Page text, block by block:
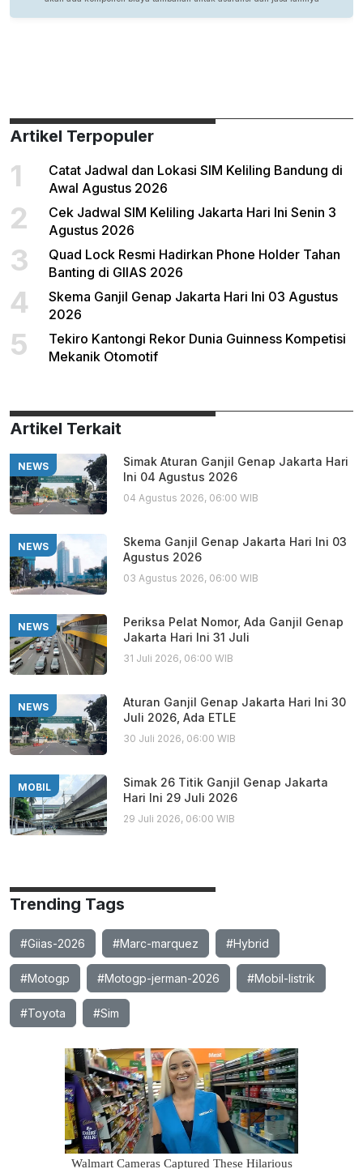
Artikel Terpopuler
1
Catat Jadwal dan Lokasi SIM Keliling Bandung di
Awal Agustus 2026
2
Cek Jadwal SIM Keliling Jakarta Hari Ini Senin 3
Agustus 2026
3
Quad Lock Resmi Hadirkan Phone Holder Tahan
Banting di GIIAS 2026
4
Skema Ganjil Genap Jakarta Hari Ini 03 Agustus
2026
5
Tekiro Kantongi Rekor Dunia Guinness Kompetisi
Mekanik Otomotif
Artikel Terkait
NEWS
Simak Aturan Ganjil Genap Jakarta Hari
Ini 04 Agustus 2026
04 Agustus 2026, 06:00 WIB
NEWS
Skema Ganjil Genap Jakarta Hari Ini 03
Agustus 2026
03 Agustus 2026, 06:00 WIB
NEWS
Periksa Pelat Nomor, Ada Ganjil Genap
Jakarta Hari Ini 31 Juli
31 Juli 2026, 06:00 WIB
NEWS
Aturan Ganjil Genap Jakarta Hari Ini 30
Juli 2026, Ada ETLE
30 Juli 2026, 06:00 WIB
MOBIL
Simak 26 Titik Ganjil Genap Jakarta
Hari Ini 29 Juli 2026
29 Juli 2026, 06:00 WIB
Trending Tags
#Giias-2026 #Marc-marquez #Hybrid
#Motogp #Motogp-jerman-2026 #Mobil-listrik
#Toyota #Sim